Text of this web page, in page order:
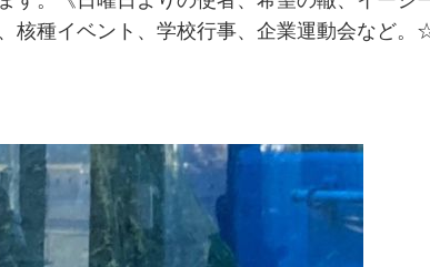
核種イベント、学校行事、企業運動会など。